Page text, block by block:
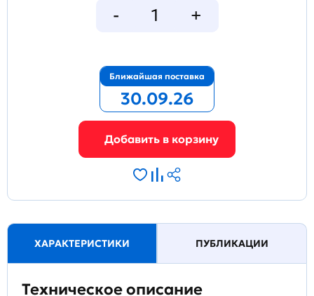
Ближайшая поставка
30.09.26
ХАРАКТЕРИСТИКИ ПУБЛИКАЦИИ
Техническое описание